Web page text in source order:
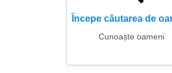
Începe căutarea de
Cunoaște oameni